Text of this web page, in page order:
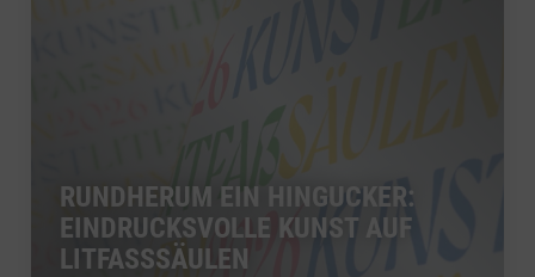
RUNDHERUM EIN HINGUCKER:
EINDRUCKSVOLLE KUNST AUF
LITFASSSÄULEN